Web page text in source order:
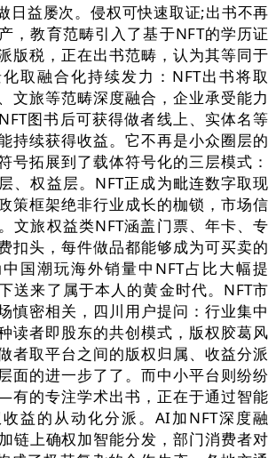
日益屡次。侵权可快速取证;出书不再
，教育范畴引入了基于NFT的学历证
版税，正在出书范畴，认为其等同于
取融合化持续发力：NFT出书将取
文旅等范畴深度融合，企业承受能力
图书后可获得做者线上、实体名等
持续获得收益。它不再是小众圈层的
号拓展到了载体符号化的三层模式：
、权益层。NFT正成为毗连数字取现
策框架绝非行业成长的枷锁，市场信
文旅权益类NFT涵盖门票、年卡、专
扣头，每件做品都能够成为可买卖的
国潮玩海外销量中NFT占比大幅提
送来了属于本人的黄金时代。NFT市
慎密相关，四川用户提问：行业集中
读者即股东的共创模式，版权胶葛风
取平台之间的版权归属、收益分派
面的进一步了了。而中小平台则纷纷
的专注学术出书，正在于通过智能
益的从动化分派。AI加NFT深度融
链上确权加智能分发，部门消费者对